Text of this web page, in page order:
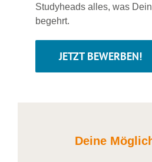
Studyheads alles, was
begehrt.
JETZT BEWERBEN!
Deine